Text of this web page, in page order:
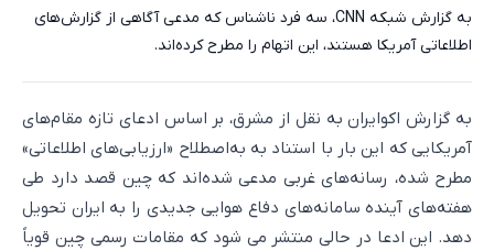
به گزارش شبکه CNN، سه فرد ناشناس که مدعی آگاهی از گزارش‌های
اطلاعاتی آمریکا هستند، این اتهام را مطرح کرده‌اند.
به گزارش اکوایران به نقل از مشرق، بر اساس ادعای تازه مقام‌های
آمریکایی که این بار با استناد به به‌اصطلاح «ارزیابی‌های اطلاعاتی»
مطرح شده، رسانه‌های غربی مدعی شده‌اند که چین قصد دارد طی
هفته‌های آینده سامانه‌های دفاع هوایی جدیدی را به ایران تحویل
دهد. این ادعا در حالی منتشر می شود که مقامات رسمی چین قویاً